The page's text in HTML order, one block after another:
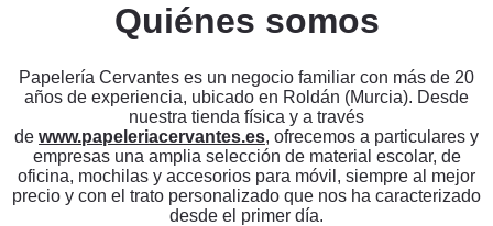
Quiénes somos
Papelería Cervantes es un negocio familiar con más de 20
años de experiencia, ubicado en Roldán (Murcia). Desde
nuestra tienda física y a través
de www.papeleriacervantes.es, ofrecemos a particulares y
empresas una amplia selección de material escolar, de
oficina, mochilas y accesorios para móvil, siempre al mejor
precio y con el trato personalizado que nos ha caracterizado
desde el primer día.